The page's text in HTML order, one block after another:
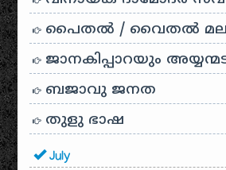
പൈതൽ / വൈതൽ മല
ജാനകിപ്പാറയും
ബജാവു ജനത
തുളു ഭാഷ
July